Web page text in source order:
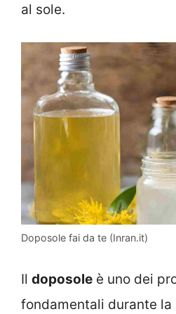
al sole.
Doposole fai da te (Inran.it)
Il doposole è uno dei
fondamentali durante